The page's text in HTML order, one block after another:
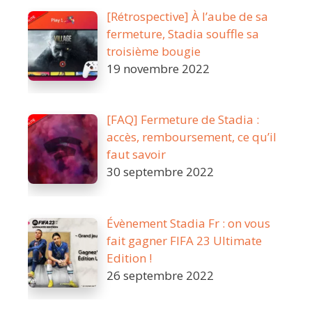
[Rétrospective] À l’aube de sa
fermeture, Stadia souffle sa
troisième bougie
19 novembre 2022
[FAQ] Fermeture de Stadia :
accès, remboursement, ce qu’il
faut savoir
30 septembre 2022
Évènement Stadia Fr : on vous
fait gagner FIFA 23 Ultimate
Edition !
26 septembre 2022